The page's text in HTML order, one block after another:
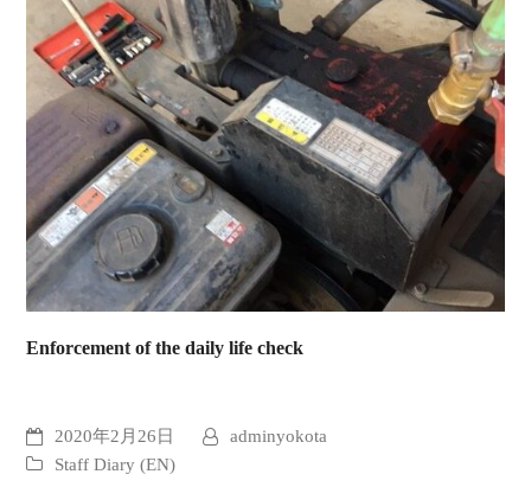
Enforcement of the daily life check
2020年2月26日
adminyokota
Staff Diary (EN)